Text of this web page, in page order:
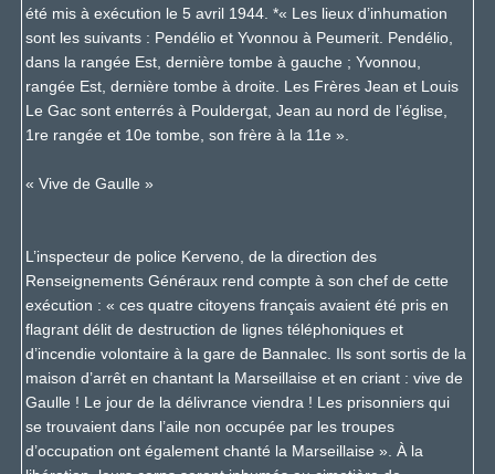
été mis à exécution le 5 avril 1944. *« Les lieux d’inhumation
sont les suivants : Pendélio et Yvonnou à Peumerit. Pendélio,
dans la rangée Est, dernière tombe à gauche ; Yvonnou,
rangée Est, dernière tombe à droite. Les Frères Jean et Louis
Le Gac sont enterrés à Pouldergat, Jean au nord de l’église,
1 re rangée et 10e tombe, son frère à la 11e ».
« Vive de Gaulle »
L’inspecteur de police Kerveno, de la direction des
Renseignements Généraux rend compte à son chef de cette
exécution : « ces quatre citoyens français avaient été pris en
flagrant délit de destruction de lignes téléphoniques et
d’incendie volontaire à la gare de Bannalec. Ils sont sortis de la
maison d’arrêt en chantant la Marseillaise et en criant : vive de
Gaulle ! Le jour de la délivrance viendra ! Les prisonniers qui
se trouvaient dans l’aile non occupée par les troupes
d’occupation ont également chanté la Marseillaise ». À la